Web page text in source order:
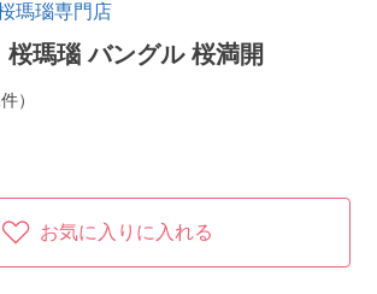
瑪瑙専門店
桜瑪瑙 バングル 桜満開
）
お気に入りに入れる